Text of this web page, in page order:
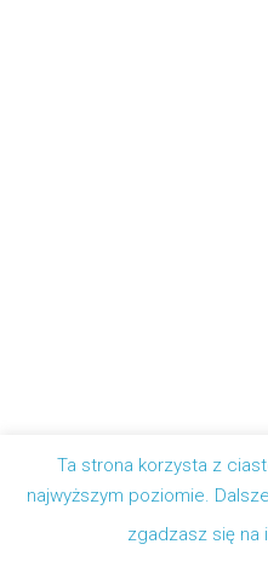
Ta strona korzysta z
najwyższym poziomie.
zgadzasz się na